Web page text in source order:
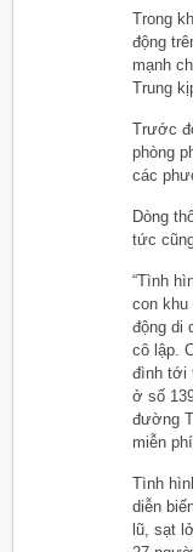
Trong
động
mạnh
Trung
Trước
phòng
các
Dòng
tức
“Tình
con khu
động di
cô lập.
đình tới
ở số
đường
miễn
Tình
diễn
lũ, sạt